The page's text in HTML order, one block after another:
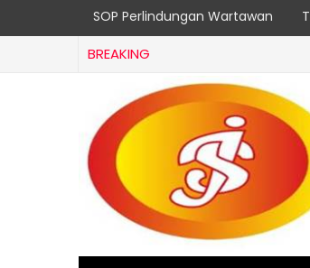
SOP Perlindungan Wartawan
BREAKING